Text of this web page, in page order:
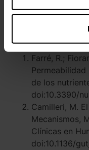
Farré, R.;
de los
doi:10.3390/
Camilleri, M.
Mecanismos,
Clínicas en
doi:10.1136/